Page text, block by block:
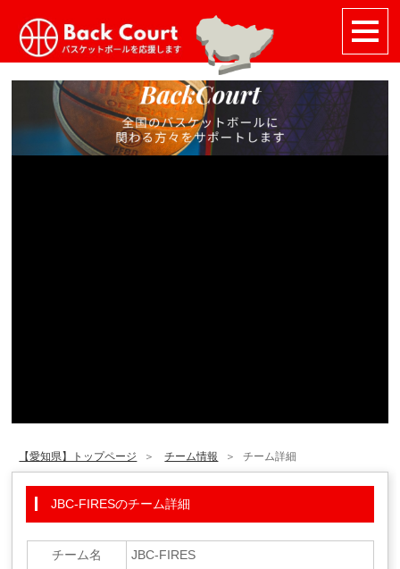
【愛知県】トップページ チーム情報 チーム詳細
JBC-FIRESのチーム詳細
チーム名
JBC-FIRES